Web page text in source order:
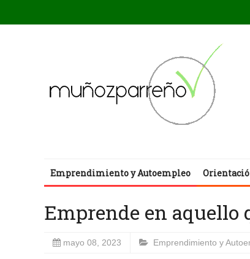
Emprendimiento y Autoempleo
Emprende en aquello
mayo 08, 2023 Emprendimiento y